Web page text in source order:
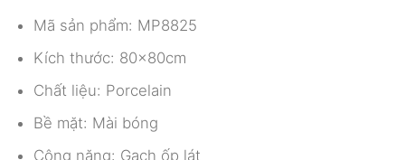
Mã sản phẩm: MP8825
Kích thước: 80x80cm
Chất liệu: Porcelain
Bề mặt: Mài bóng
Công năng: Gạch ốp lát